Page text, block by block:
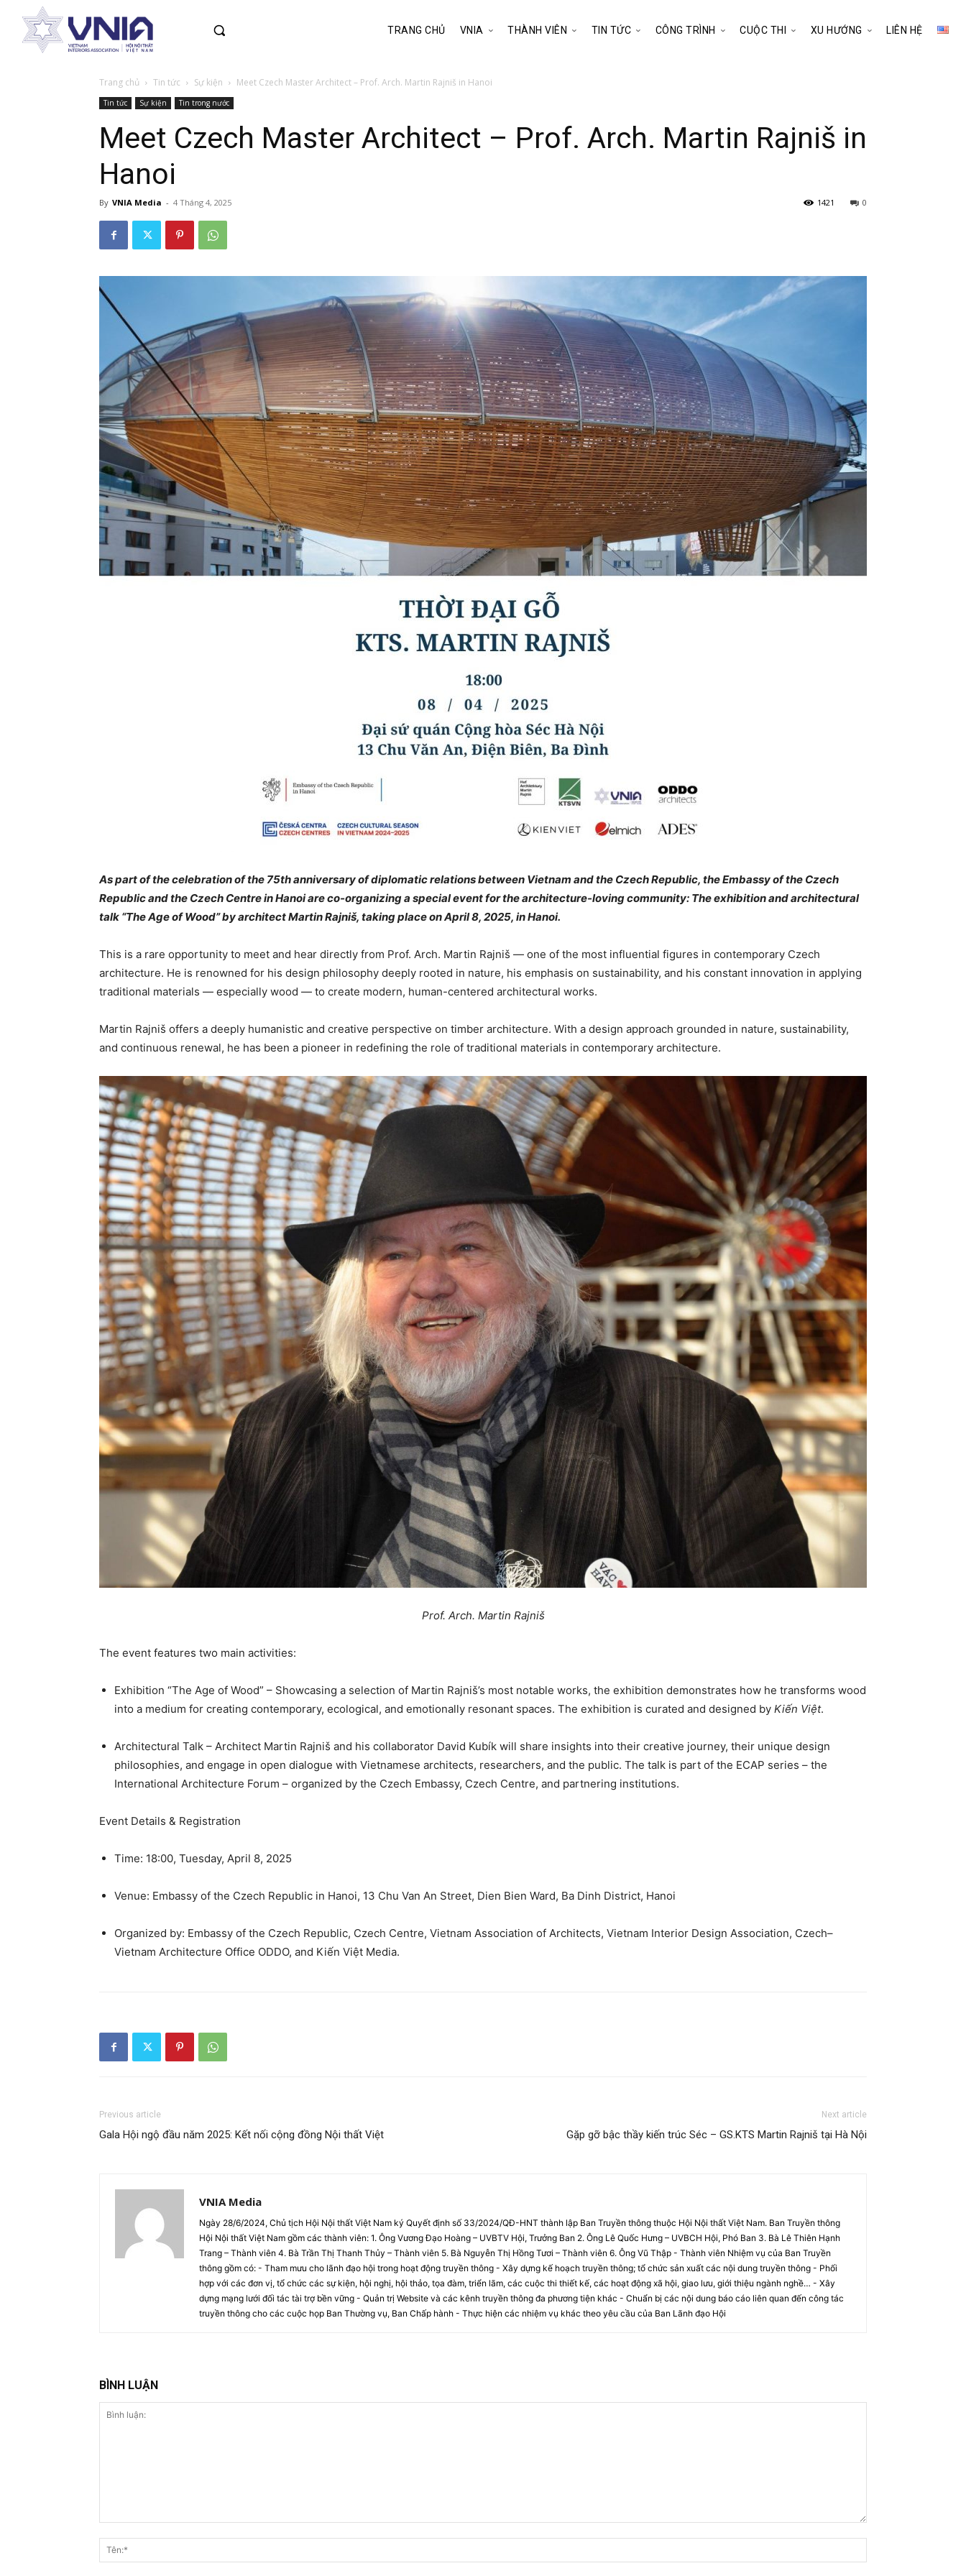
TRANG CHỦ VNIA THÀNH VIÊN TIN TỨC CÔNG TRÌNH CUỘC THI XU HƯỚNG LIÊN HỆ
Trang chủ Tin tức Sự kiện Meet Czech Master Architect – Prof. Arch. Martin Rajniš in Hanoi
Tin tức Sự kiện Tin trong nước
Meet Czech Master Architect – Prof. Arch. Martin Rajniš in
Hanoi
By VNIA Media - 4 Tháng 4, 2025 0
1421
As part of the celebration of the 75th anniversary of diplomatic relations between Vietnam and the Czech Republic, the Embassy of the Czech
Republic and the Czech Centre in Hanoi are co-organizing a special event for the architecture-loving community: The exhibition and architectural
talk “The Age of Wood” by architect Martin Rajniš, taking place on April 8, 2025, in Hanoi.
This is a rare opportunity to meet and hear directly from Prof. Arch. Martin Rajniš — one of the most influential figures in contemporary Czech
architecture. He is renowned for his design philosophy deeply rooted in nature, his emphasis on sustainability, and his constant innovation in applying
traditional materials — especially wood — to create modern, human-centered architectural works.
Martin Rajniš offers a deeply humanistic and creative perspective on timber architecture. With a design approach grounded in nature, sustainability,
and continuous renewal, he has been a pioneer in redefining the role of traditional materials in contemporary architecture.
Prof. Arch. Martin Rajniš
The event features two main activities:
Exhibition “The Age of Wood” – Showcasing a selection of Martin Rajniš’s most notable works, the exhibition demonstrates how he transforms wood
into a medium for creating contemporary, ecological, and emotionally resonant spaces. The exhibition is curated and designed by Kiến Việt.
Architectural Talk – Architect Martin Rajniš and his collaborator David Kubík will share insights into their creative journey, their unique design
philosophies, and engage in open dialogue with Vietnamese architects, researchers, and the public. The talk is part of the ECAP series – the
International Architecture Forum – organized by the Czech Embassy, Czech Centre, and partnering institutions.
Event Details & Registration
Time: 18:00, Tuesday, April 8, 2025
Venue: Embassy of the Czech Republic in Hanoi, 13 Chu Van An Street, Dien Bien Ward, Ba Dinh District, Hanoi
Organized by: Embassy of the Czech Republic, Czech Centre, Vietnam Association of Architects, Vietnam Interior Design Association, Czech–
Vietnam Architecture Office ODDO, and Kiến Việt Media.
Previous article
Gala Hội ngộ đầu năm 2025: Kết nối cộng đồng Nội thất Việt
Next article
Gặp gỡ bậc thầy kiến trúc Séc – GS.KTS Martin Rajniš tại Hà Nội
VNIA Media
Ngày 28/6/2024, Chủ tịch Hội Nội thất Việt Nam ký Quyết định số 33/2024/QĐ-HNT thành lập Ban Truyền thông thuộc Hội Nội thất Việt Nam. Ban Truyền thông
Hội Nội thất Việt Nam gồm các thành viên: 1. Ông Vương Đạo Hoàng – UVBTV Hội, Trưởng Ban 2. Ông Lê Quốc Hưng – UVBCH Hội, Phó Ban 3. Bà Lê Thiên Hạnh
Trang – Thành viên 4. Bà Trần Thị Thanh Thủy – Thành viên 5. Bà Nguyễn Thị Hồng Tươi – Thành viên 6. Ông Vũ Thập - Thành viên Nhiệm vụ của Ban Truyền
thông gồm có: - Tham mưu cho lãnh đạo hội trong hoạt động truyền thông - Xây dựng kế hoạch truyền thông; tổ chức sản xuất các nội dung truyền thông - Phối
hợp với các đơn vị, tổ chức các sự kiện, hội nghị, hội thảo, tọa đàm, triển lãm, các cuộc thi thiết kế, các hoạt động xã hội, giao lưu, giới thiệu ngành nghề… - Xây
dựng mạng lưới đối tác tài trợ bền vững - Quản trị Website và các kênh truyền thông đa phương tiện khác - Chuẩn bị các nội dung báo cáo liên quan đến công tác
truyền thông cho các cuộc họp Ban Thường vụ, Ban Chấp hành - Thực hiện các nhiệm vụ khác theo yêu cầu của Ban Lãnh đạo Hội
BÌNH LUẬN